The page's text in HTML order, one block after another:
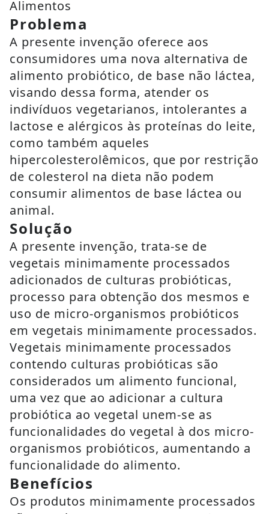
Alimentos
Problema
A presente invenção oferece aos
consumidores uma nova alternativa de
alimento probiótico, de base não láctea,
visando dessa forma, atender os
indivíduos vegetarianos, intolerantes a
lactose e alérgicos às proteínas do leite,
como também aqueles
hipercolesterolêmicos, que por restrição
de colesterol na dieta não podem
consumir alimentos de base láctea ou
animal.
Solução
A presente invenção, trata-se de
vegetais minimamente processados
adicionados de culturas probióticas,
processo para obtenção dos mesmos e
uso de micro-organismos probióticos
em vegetais minimamente processados.
Vegetais minimamente processados
contendo culturas probióticas são
considerados um alimento funcional,
uma vez que ao adicionar a cultura
probiótica ao vegetal unem-se as
funcionalidades do vegetal à dos micro-
organismos probióticos, aumentando a
funcionalidade do alimento.
Benefícios
Os produtos minimamente processados